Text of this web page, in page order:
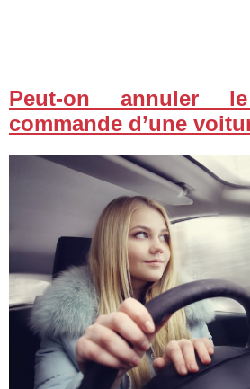
Peut-on annuler
commande d’une